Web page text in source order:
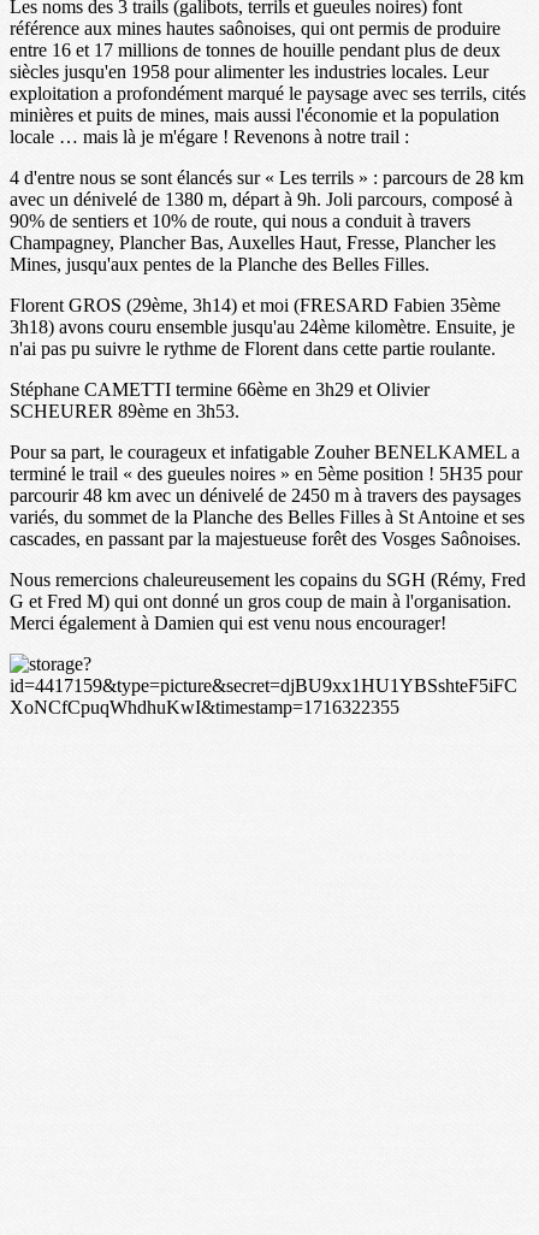
Les noms des 3 trails (galibots, terrils et gueules noires) font
référence aux mines hautes saônoises, qui ont permis de produire
entre 16 et 17 millions de tonnes de houille pendant plus de deux
siècles jusqu'en 1958 pour alimenter les industries locales. Leur
exploitation a profondément marqué le paysage avec ses terrils, cités
minières et puits de mines, mais aussi l'économie et la population
locale … mais là je m'égare ! Revenons à notre trail :
4 d'entre nous se sont élancés sur « Les terrils » : parcours de 28 km
avec un dénivelé de 1380 m, départ à 9h. Joli parcours, composé à
90% de sentiers et 10% de route, qui nous a conduit à travers
Champagney, Plancher Bas, Auxelles Haut, Fresse, Plancher les
Mines, jusqu'aux pentes de la Planche des Belles Filles.
Florent GROS (29ème, 3h14) et moi (FRESARD Fabien 35ème
3h18) avons couru ensemble jusqu'au 24ème kilomètre. Ensuite, je
n'ai pas pu suivre le rythme de Florent dans cette partie roulante.
Stéphane CAMETTI termine 66ème en 3h29 et Olivier
SCHEURER 89ème en 3h53.
Pour sa part, le courageux et infatigable Zouher BENELKAMEL a
terminé le trail « des gueules noires » en 5ème position ! 5H35 pour
parcourir 48 km avec un dénivelé de 2450 m à travers des paysages
variés, du sommet de la Planche des Belles Filles à St Antoine et ses
cascades, en passant par la majestueuse forêt des Vosges Saônoises.
Nous remercions chaleureusement les copains du SGH (Rémy, Fred
G et Fred M) qui ont donné un gros coup de main à l'organisation.
Merci également à Damien qui est venu nous encourager!